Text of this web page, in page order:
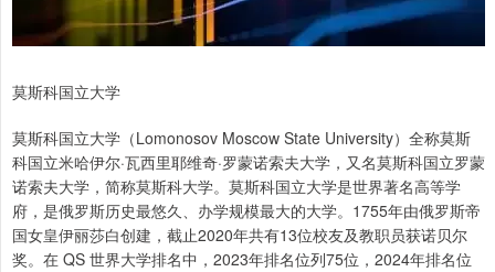
莫斯科国立大学
莫斯科国立大学（Lomonosov Moscow State University）全称莫斯
科国立米哈伊尔·瓦西里耶维奇·罗蒙诺索夫大学，又名莫斯科国立罗蒙
诺索夫大学，简称莫斯科大学。莫斯科国立大学是世界著名高等学
府，是俄罗斯历史最悠久、办学规模最大的大学。1755年由俄罗斯帝
国女皇伊丽莎白创建，截止2020年共有13位校友及教职员获诺贝尔
奖。在 QS 世界大学排名中，2023年排名位列75位，2024年排名位